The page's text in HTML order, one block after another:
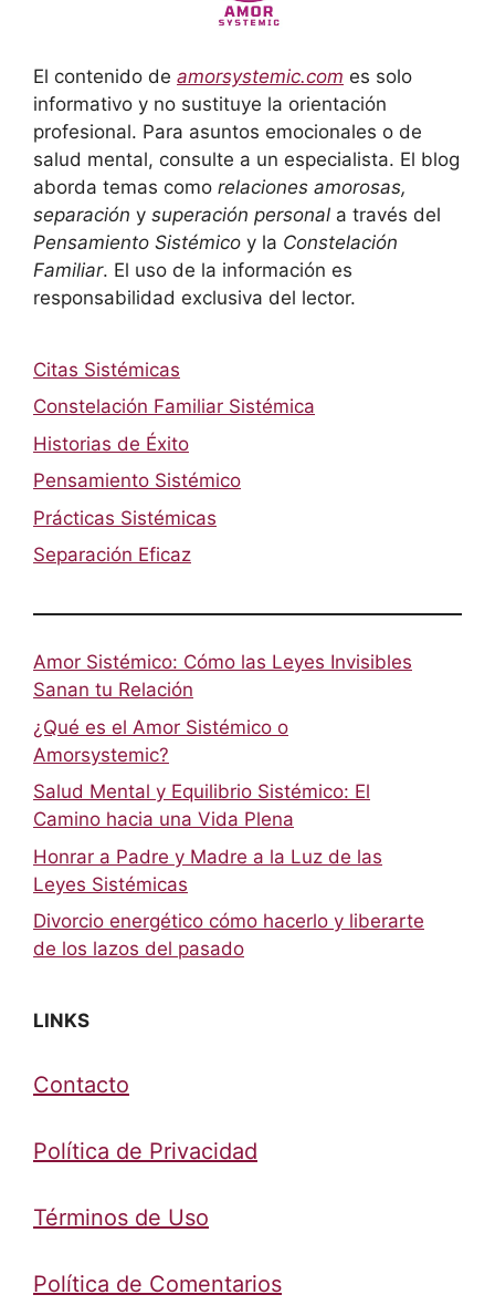
El contenido de amorsystemic.com es solo
informativo y no sustituye la orientación
profesional. Para asuntos emocionales o de
salud mental, consulte a un especialista. El blog
aborda temas como relaciones amorosas,
separación y superación personal a través del
Pensamiento Sistémico y la Constelación
Familiar. El uso de la información es
responsabilidad exclusiva del lector.
Citas Sistémicas
Constelación Familiar Sistémica
Historias de Éxito
Pensamiento Sistémico
Prácticas Sistémicas
Separación Eficaz
Amor Sistémico: Cómo las Leyes Invisibles
Sanan tu Relación
¿Qué es el Amor Sistémico o
Amorsystemic?
Salud Mental y Equilibrio Sistémico: El
Camino hacia una Vida Plena
Honrar a Padre y Madre a la Luz de las
Leyes Sistémicas
Divorcio energético cómo hacerlo y liberarte
de los lazos del pasado
LINKS
Contacto
Política de Privacidad
Términos de Uso
Política de Comentarios